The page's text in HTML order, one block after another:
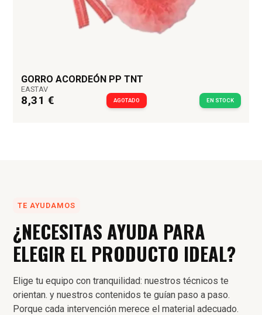
GORRO ACORDEÓN PP TNT
EASTAV
8,31 € AGOTADO EN STOCK
TE AYUDAMOS
¿NECESITAS AYUDA PARA
ELEGIR EL PRODUCTO IDEAL?
Elige tu equipo con tranquilidad: nuestros técnicos te
orientan. y nuestros contenidos te guían paso a paso.
Porque cada intervención merece el material adecuado.